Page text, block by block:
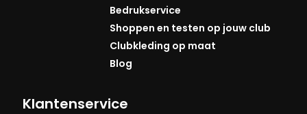
Bedrukservice
Shoppen en testen op jouw club
Clubkleding op maat
Blog
Klantenservice